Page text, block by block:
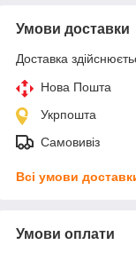
Умови доставки
Доставка
Нова Пошта
Укрпошта
Самовивіз
Всі умови
Умови оплати